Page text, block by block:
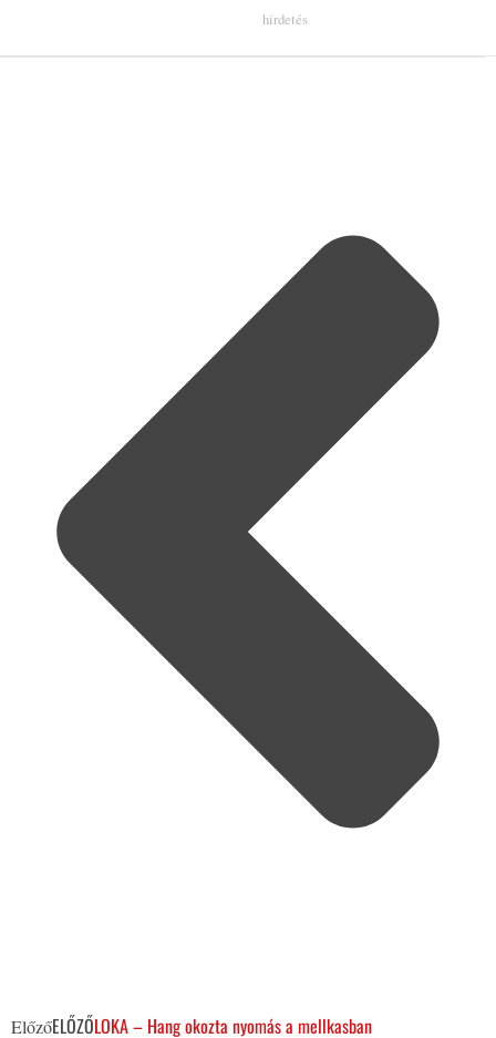
ElőzőELŐZŐLOKA – Hang okozta nyomás a mellkasban